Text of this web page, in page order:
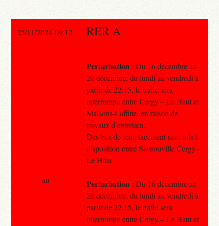
25/11/2024 09:12 RER A
Perturbation : Du 16 décembre au
20 décembre, du lundi au vendredi à
partir de 22:15, le trafic sera
interrompu entre Cergy – Le Haut et
Maisons-Laffitte, en raison de
travaux d'entretien..
Des bus de remplacement sont mis à
disposition entre Sartrouville Cergy–
Le Haut
Perturbation : Du 16 décembre au
20 décembre, du lundi au vendredi à
partir de 22:15, le trafic sera
interrompu entre Cergy – Le Haut et
au